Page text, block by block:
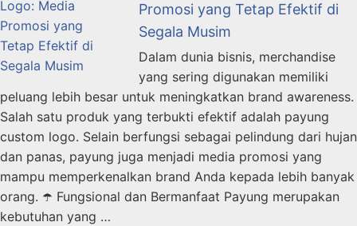
Promosi yang Tetap Efektif di
Segala Musim
Dalam dunia bisnis, merchandise
yang sering digunakan memiliki
peluang lebih besar untuk meningkatkan brand awareness.
Salah satu produk yang terbukti efektif adalah payung
custom logo. Selain berfungsi sebagai pelindung dari hujan
dan panas, payung juga menjadi media promosi yang
mampu memperkenalkan brand Anda kepada lebih banyak
orang. ☂️ Fungsional dan Bermanfaat Payung merupakan
kebutuhan yang …